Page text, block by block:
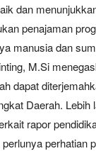
dan
penajaman
manusia dan
M.Si
dapat
Daerah.
rapor
perhatian